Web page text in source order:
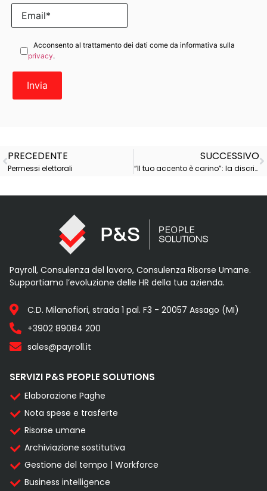
Acconsento al trattamento dei dati come da informativa sulla
privacy.
PRECEDENTE
Permessi elettorali
SUCCESSIVO
“Il tuo accento è carino”: la discriminazione nascosta dietro un complimento
Payroll, Consulenza del lavoro, Consulenza Risorse Umane.
Supportiamo l’evoluzione delle HR della tua azienda.
C.D. Milanofiori, strada 1 pal. F3 - 20057 Assago (MI)
+3902 89084 200
sales@payroll.it
SERVIZI P&S PEOPLE SOLUTIONS
Elaborazione Paghe
Nota spese e trasferte
Risorse umane
Archiviazione sostitutiva
Gestione del tempo | Workforce
Business intelligence